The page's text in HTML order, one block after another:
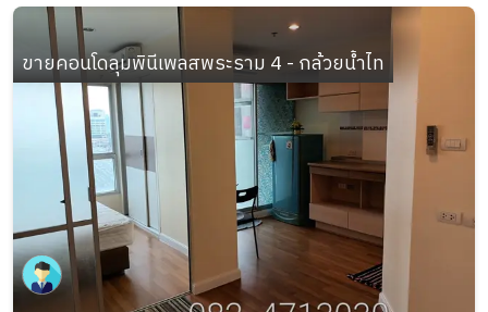
ขายคอนโดลุมพินีเพลสพระราม 4 - กล้วยน้ำไท